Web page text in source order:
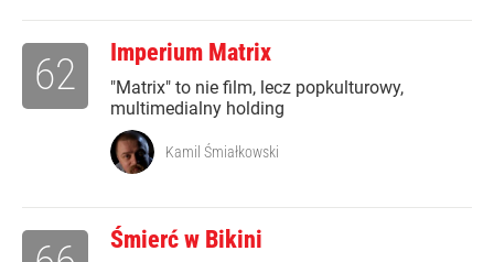
Imperium Matrix
"Matrix" to nie film, lecz popkulturowy,
multimedialny holding
62
Kamil Śmiałkowski
Śmierć w Bikini